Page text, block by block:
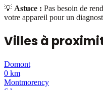
💡 Astuce : Pas besoin de
votre appareil pour un
Villes à
Domont
0 km
Montmorency